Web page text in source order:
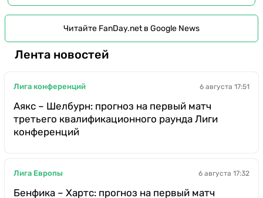
Читайте FanDay.net в Google News
Лента новостей
Лига конференций 6 августа 17:51
Аякс – Шелбурн: прогноз на первый матч
третьего квалификационного раунда Лиги
конференций
Лига Европы 6 августа 17:32
Бенфика – Хартс: прогноз на первый матч